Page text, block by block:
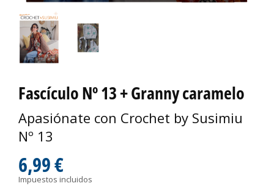
Fascículo Nº 13 + Granny caramelo
Apasiónate con Crochet by Susimiu
Nº 13
6,99 €
Impuestos incluidos